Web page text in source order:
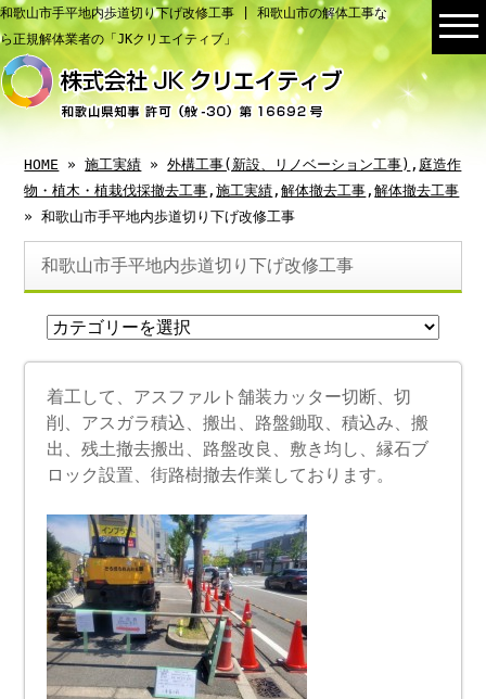
和歌山市手平地内歩道切り下げ改修工事 | 和歌山市の解体工事な
ら正規解体業者の「JKクリエイティブ」
HOME »施工実績 »外構工事(新設、リノベーション工事) , 庭造作
物・植木・植栽伐採撤去工事 ,施工実績 ,解体撤去工事 ,解体撤去工事
» 和歌山市手平地内歩道切り下げ改修工事
和歌山市手平地内歩道切り下げ改修工事
着工して、アスファルト舗装カッター切断、切
削、アスガラ積込、搬出、路盤鋤取、積込み、搬
出、残土撤去搬出、路盤改良、敷き均し、縁石ブ
ロック設置、街路樹撤去作業しております。